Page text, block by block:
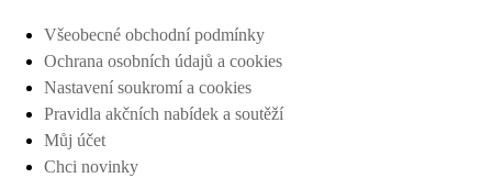
Všeobecné obchodní podmínky
Ochrana osobních údajů a cookies
Nastavení soukromí a cookies
Pravidla akčních nabídek a soutěží
Můj účet
Chci novinky